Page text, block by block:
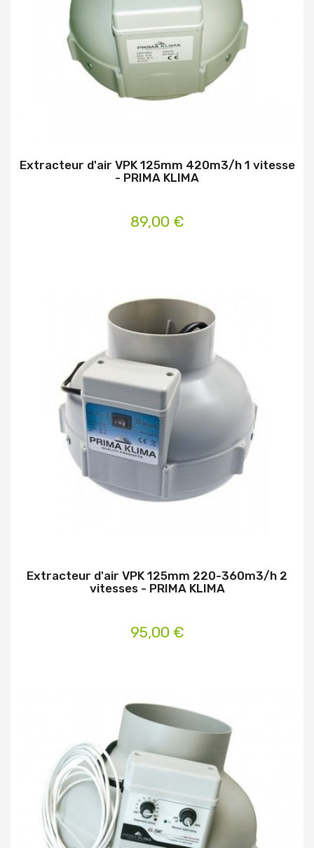
Extracteur d'air VPK 125mm 420m3/h 1 vitesse
- PRIMA KLIMA
89,00 €
Extracteur d'air VPK 125mm 220-360m3/h 2
vitesses - PRIMA KLIMA
95,00 €